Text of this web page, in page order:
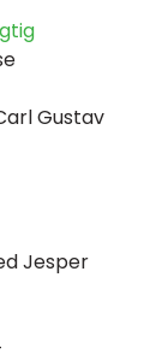
Gustav
Jesper